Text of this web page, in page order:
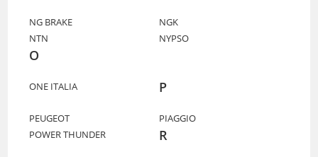
NG BRAKE
NGK
NTN
NYPSO
O
ONE ITALIA P
PEUGEOT
PIAGGIO
POWER THUNDER
R